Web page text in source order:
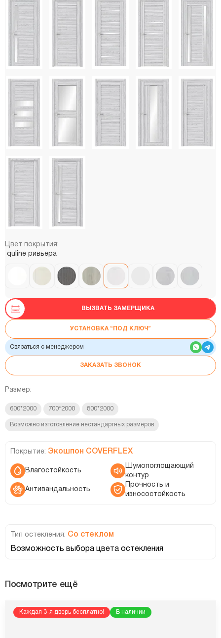
Цвет покрытия:
quline ривьера
ВЫЗВАТЬ ЗАМЕРЩИКА
УСТАНОВКА “ПОД КЛЮЧ”
Связаться с менеджером
ЗАКАЗАТЬ ЗВОНОК
Размер:
600*2000 700*2000 800*2000
Возможно изготовление нестандартных размеров
Покрытие: Экошпон COVERFLEX
Влагостойкость
Шумопоглощающий
контур
Антивандальность
Прочность и
износостойкость
Тип остекления: Со стеклом
Возможность выбора цвета остекления
Посмотрите ещё
Каждая 3-я дверь бесплатно! В наличии